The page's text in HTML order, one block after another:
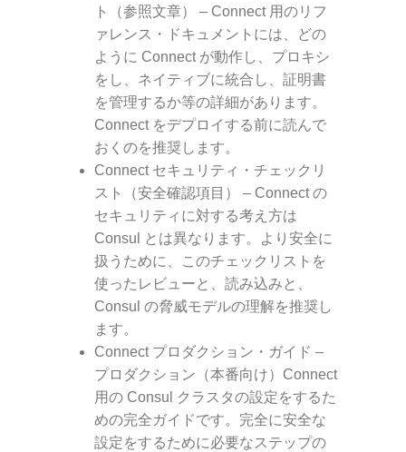
ト（参照文章）
– Connect 用のリフ
ァレンス・ドキュメントには、どの
ように Connect が動作し、プロキシ
をし、ネイティブに統合し、証明書
を管理するか等の詳細があります。
Connect をデプロイする前に読んで
おくのを推奨します。
Connect セキュリティ・チェックリ
スト（安全確認項目）
– Connect の
セキュリティに対する考え方は
Consul とは異なります。より安全に
扱うために、このチェックリストを
使ったレビューと、読み込みと、
Consul の脅威モデルの理解を推奨し
ます。
Connect プロダクション・ガイド –
プロダクション（本番向け）Connect
用の Consul クラスタの設定をするた
めの完全ガイドです。完全に安全な
設定をするために必要なステップの